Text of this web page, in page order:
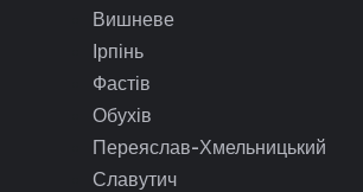
Вишневе
Ірпінь
Фастів
Обухів
Переяслав-Хмельницький
Славутич